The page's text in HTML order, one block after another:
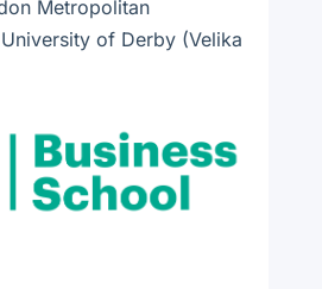
Metropolitan
of Derby (Velika